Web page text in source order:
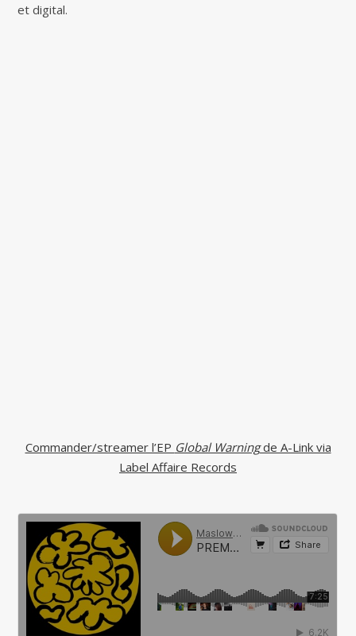
et digital.
Commander/streamer l’EP Global Warningde A-Link via
Label Affaire Records